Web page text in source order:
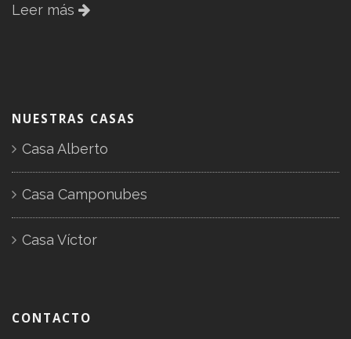
Leer más
NUESTRAS CASAS
Casa Alberto
Casa Camponubes
Casa Víctor
CONTACTO